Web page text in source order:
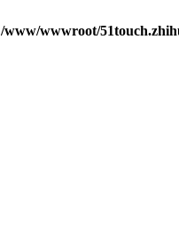
/www/wwwroot/